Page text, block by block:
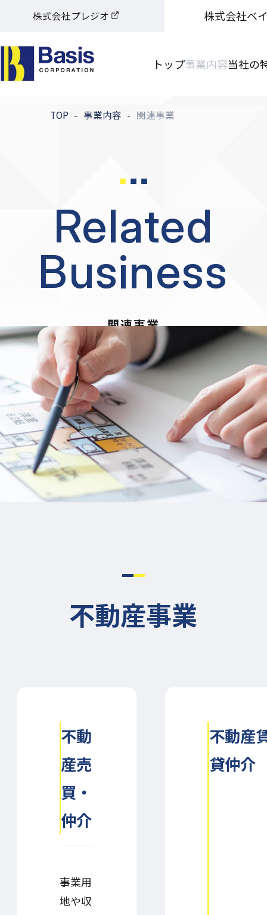
株式会社プレジオ 株式会社ベ
トップ事業内容当社の
Related
Business
関連事業
TOP 事業内容 関連事業
不動産事業
不動
産売
買・
仲介
事業用
地や収
不動産
貸仲介